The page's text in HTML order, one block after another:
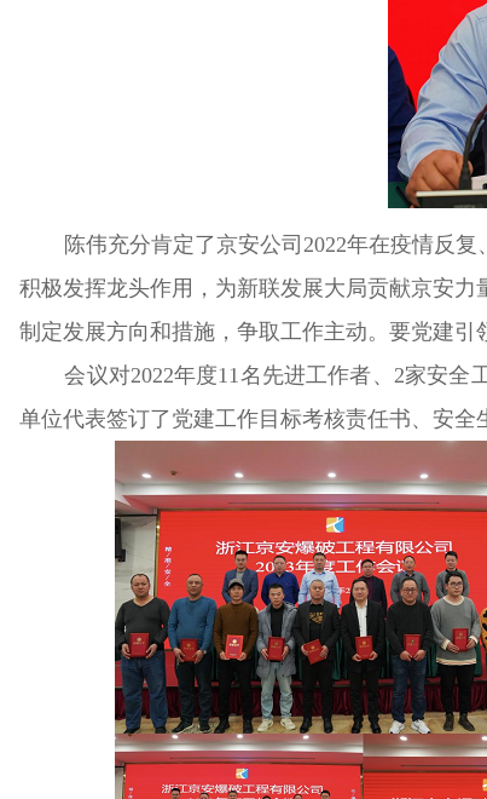
陈伟充分肯定了京安公司2022年在疫情反复
积极发挥龙头作用，为新联发展大局贡献京安
制定发展方向和措施，争取工作主动。要党建引
会议对2022年度11名先进工作者、2家安
单位代表签订了党建工作目标考核责任书、安全